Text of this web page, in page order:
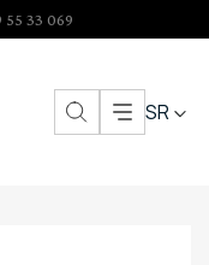
55 33 069
SR